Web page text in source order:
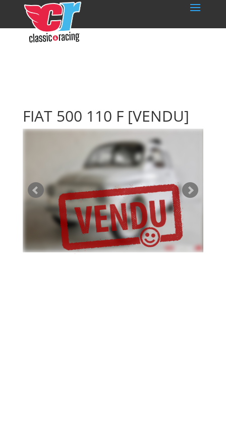
FIAT 500 110 F [VENDU]